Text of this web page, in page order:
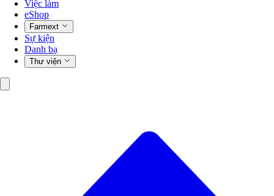
Việc làm
eShop
Farmext
Sự kiện
Danh bạ
Thư viện